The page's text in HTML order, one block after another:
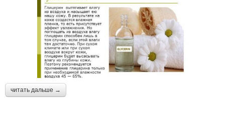
читать дальше →